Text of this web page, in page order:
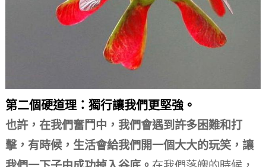
第二個硬道理：獨行讓我們更堅強。
也許，在我們奮鬥中，我們會遇到許多困難和打
擊，有時候，生活會給我們開一個大大的玩笑，讓